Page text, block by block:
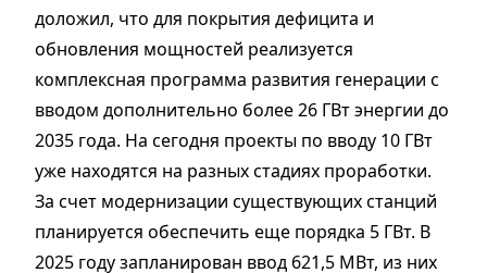
доложил, что для покрытия дефицита и
обновления мощностей реализуется
комплексная программа развития генерации с
вводом дополнительно более 26 ГВт энергии до
2035 года. На сегодня проекты по вводу 10 ГВт
уже находятся на разных стадиях проработки.
За счет модернизации существующих станций
планируется обеспечить еще порядка 5 ГВт. В
2025 году запланирован ввод 621,5 МВт, из них